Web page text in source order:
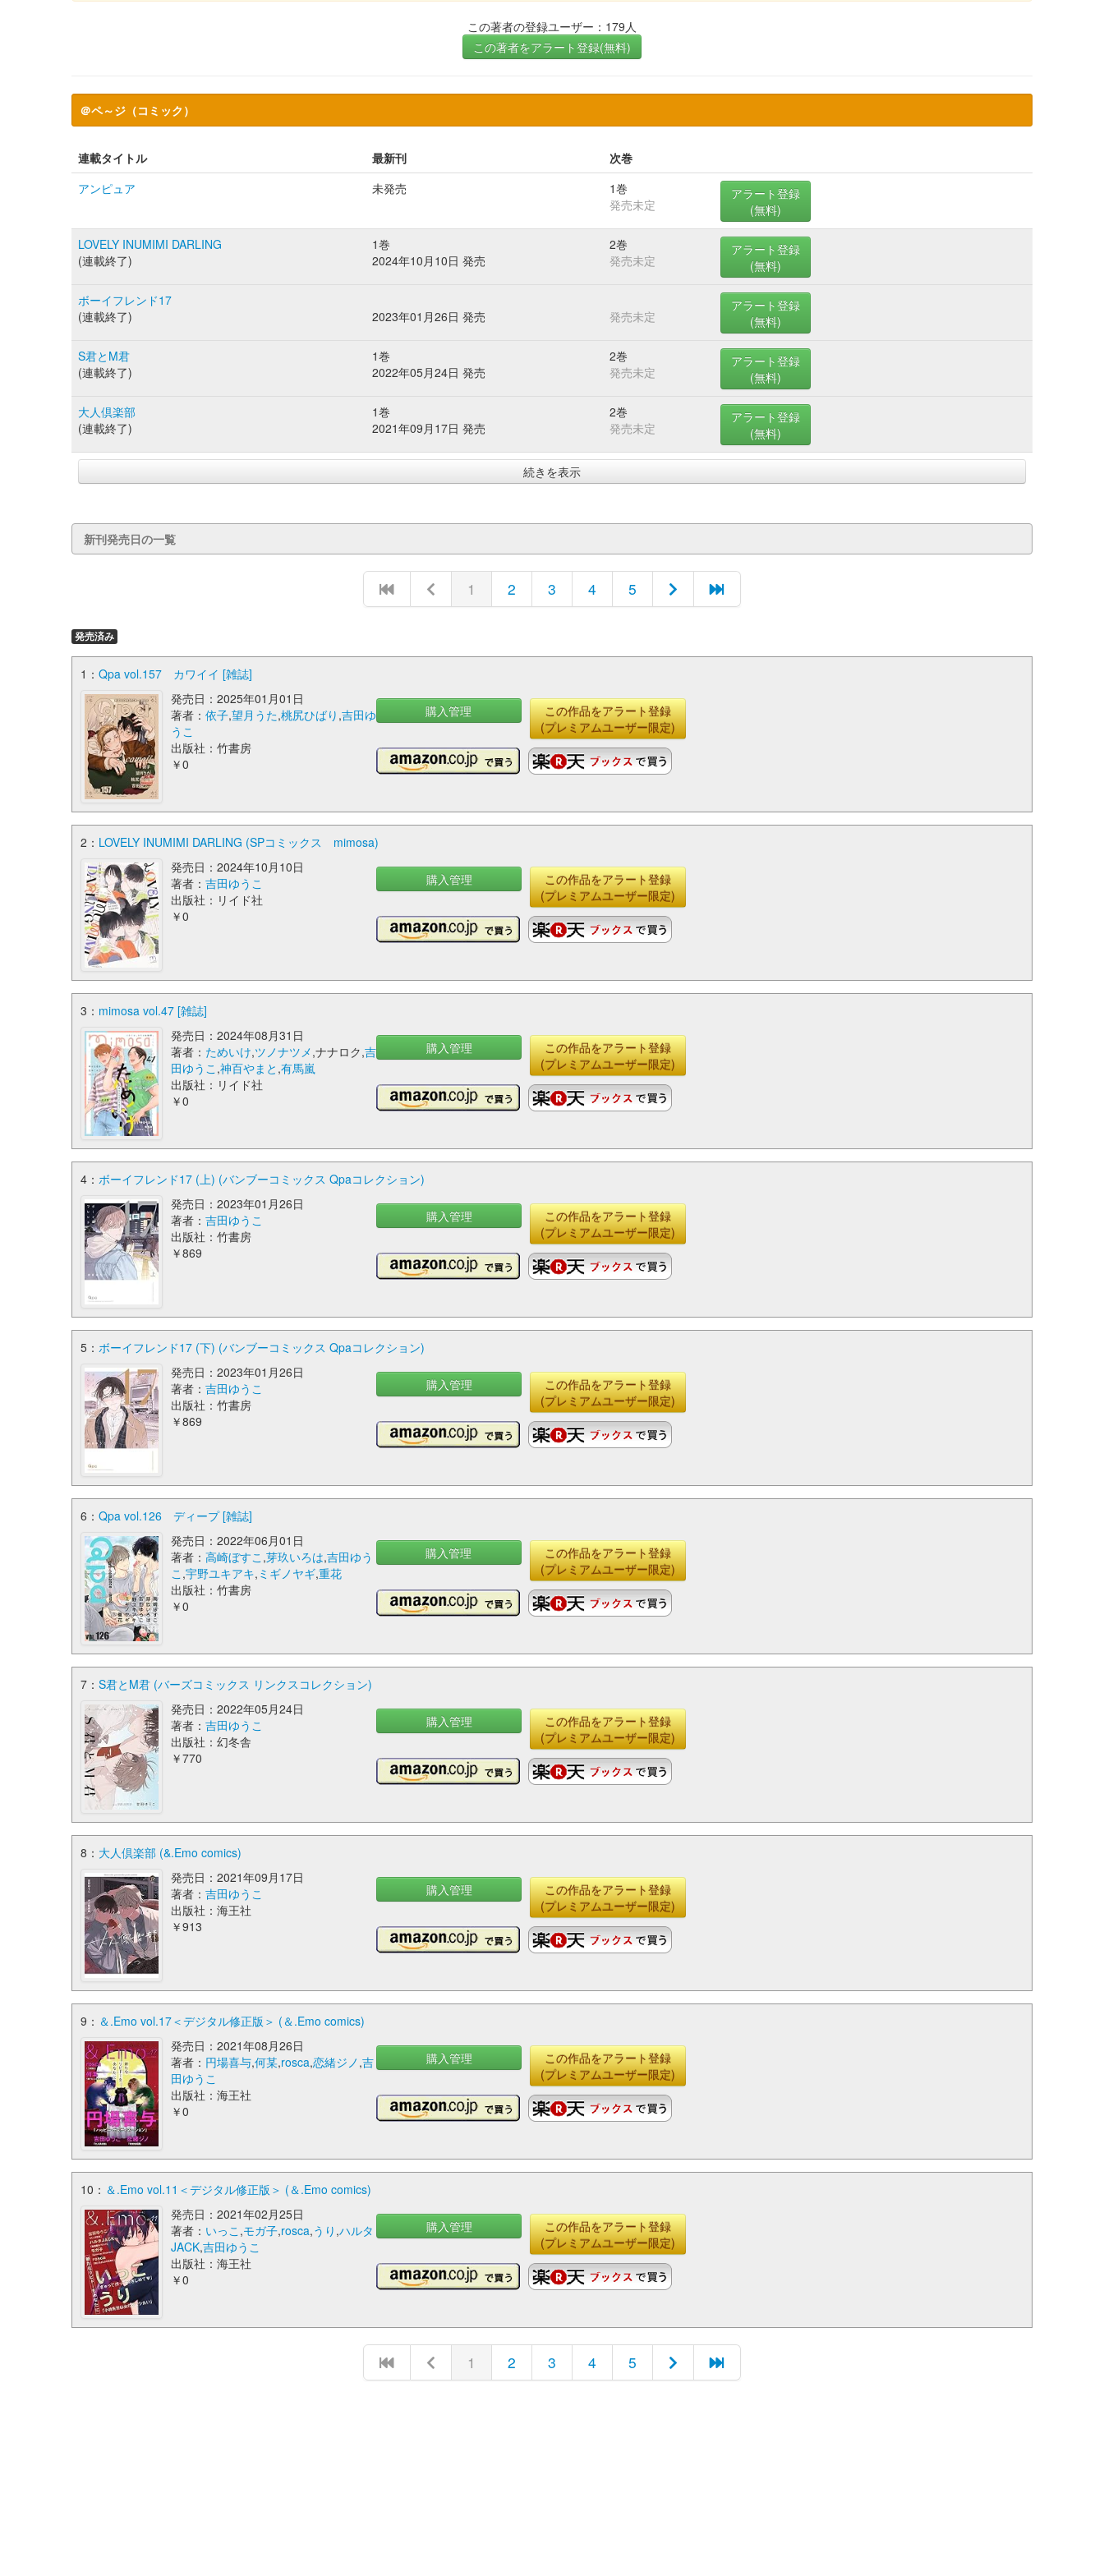
この著者の登録ユーザー：179人
この著者をアラート登録(無料)
＠ペ～ジ（コミック）
連載タイトル 最新刊
次巻
アンピュア
未発売
1巻
発売未定
アラート登録
(無料)
LOVELY INUMIMI DARLING
(連載終了)
1巻
2024年10月10日 発売
2巻
発売未定
アラート登録
(無料)
ボーイフレンド17
(連載終了)
2023年01月26日 発売 発売未定
アラート登録
(無料)
S君とM君
(連載終了)
1巻
2022年05月24日 発売
2巻
発売未定
アラート登録
(無料)
大人倶楽部
(連載終了)
1巻
2021年09月17日 発売
2巻
発売未定
アラート登録
(無料)
続きを表示
新刊発売日の一覧
1 2 3 4 5
発売済み
1： Qpa vol.157 カワイイ [雑誌]
発売日：2025年01月01日
著者： 依子,望月うた,桃尻ひばり ,吉田ゆ
うこ
出版社：竹書房
￥0
購入管理
この作品をアラート登録
(プレミアムユーザー限定)
2： LOVELY INUMIMI DARLING (SPコミックス mimosa)
発売日：2024年10月10日
著者：吉田ゆうこ
出版社：リイド社
￥0
購入管理
この作品をアラート登録
(プレミアムユーザー限定)
3： mimosa vol.47 [雑誌]
発売日：2024年08月31日
著者： ためいけ,ツノナツメ,ナナロク,吉
田ゆうこ ,神百やまと ,有馬嵐
出版社：リイド社
￥0
購入管理
この作品をアラート登録
(プレミアムユーザー限定)
4： ボーイフレンド17 (上) (バンブーコミックス Qpaコレクション)
発売日：2023年01月26日
著者：吉田ゆうこ
出版社：竹書房
￥869
購入管理
この作品をアラート登録
(プレミアムユーザー限定)
5： ボーイフレンド17 (下) (バンブーコミックス Qpaコレクション)
発売日：2023年01月26日
著者：吉田ゆうこ
出版社：竹書房
￥869
購入管理
この作品をアラート登録
(プレミアムユーザー限定)
6： Qpa vol.126 ディープ [雑誌]
発売日：2022年06月01日
著者： 高崎ぼすこ ,芽玖いろは,吉田ゆう
こ ,宇野ユキアキ, ミギノヤギ,重花
出版社：竹書房
￥0
購入管理
この作品をアラート登録
(プレミアムユーザー限定)
7： S君とM君 (バーズコミックス リンクスコレクション)
発売日：2022年05月24日
著者：吉田ゆうこ
出版社：幻冬舎
￥770
購入管理
この作品をアラート登録
(プレミアムユーザー限定)
8： 大人倶楽部 (&.Emo comics)
発売日：2021年09月17日
著者：吉田ゆうこ
出版社：海王社
￥913
購入管理
この作品をアラート登録
(プレミアムユーザー限定)
9： ＆.Emo vol.17＜デジタル修正版＞ (＆.Emo comics)
発売日：2021年08月26日
著者： 円場喜与,何某,rosca,恋緒ジノ ,吉
田ゆうこ
出版社：海王社
￥0
購入管理
この作品をアラート登録
(プレミアムユーザー限定)
10： ＆.Emo vol.11＜デジタル修正版＞ (＆.Emo comics)
発売日：2021年02月25日
著者： いっこ ,モガ子,rosca,うり ,ハルタ
JACK,吉田ゆうこ
出版社：海王社
￥0
購入管理
この作品をアラート登録
(プレミアムユーザー限定)
1 2 3 4 5